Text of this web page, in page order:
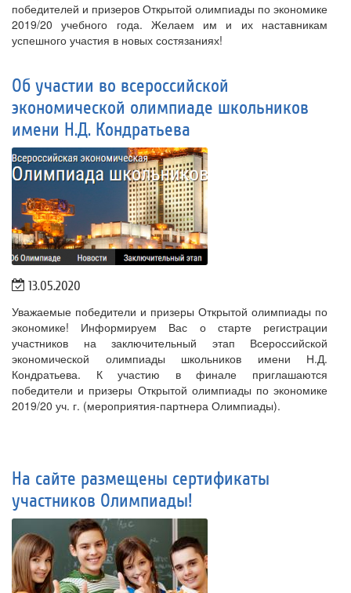
победителей и призеров Открытой олимпиады по экономике
2019/20 учебного года. Желаем им и их наставникам
успешного участия в новых состязаниях!
Об участии во всероссийской
экономической олимпиаде школьников
имени Н.Д. Кондратьева
13.05.2020
Уважаемые победители и призеры Открытой олимпиады по
экономике! Информируем Вас о старте регистрации
участников на заключительный этап Всероссийской
экономической олимпиады школьников имени Н.Д.
Кондратьева. К участию в финале приглашаются
победители и призеры Открытой олимпиады по экономике
2019/20 уч. г. (мероприятия-партнера Олимпиады).
На сайте размещены сертификаты
участников Олимпиады!